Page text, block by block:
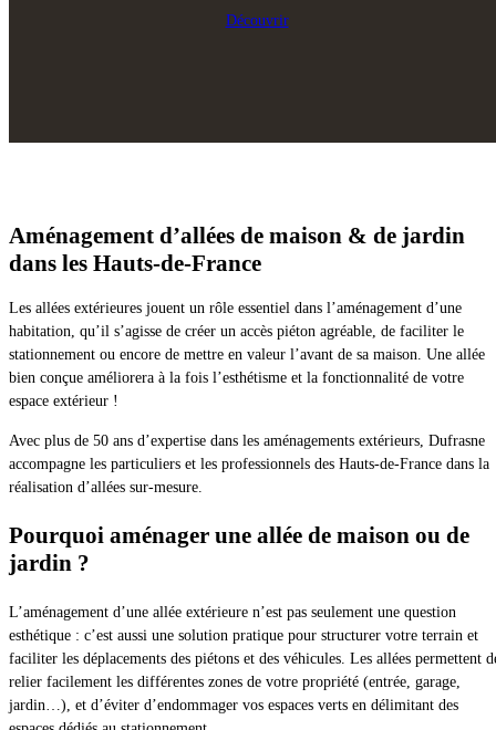
Découvrir
Aménagement d’allées de maison & de jardin
dans les Hauts-de-France
Les allées extérieures jouent un rôle essentiel dans l’aménagement d’une
habitation, qu’il s’agisse de créer un accès piéton agréable, de faciliter le
stationnement ou encore de mettre en valeur l’avant de sa maison. Une allée
bien conçue améliorera à la fois l’esthétisme et la fonctionnalité de votre
espace extérieur !
Avec plus de 50 ans d’expertise dans les aménagements extérieurs, Dufrasne
accompagne les particuliers et les professionnels des Hauts-de-France dans la
réalisation d’allées sur-mesure.
Pourquoi aménager une allée de maison ou de
jardin ?
L’aménagement d’une allée extérieure n’est pas seulement une question
esthétique : c’est aussi une solution pratique pour structurer votre terrain et
faciliter les déplacements des piétons et des véhicules. Les allées permettent
relier facilement les différentes zones de votre propriété (entrée, garage,
jardin…), et d’éviter d’endommager vos espaces verts en délimitant des